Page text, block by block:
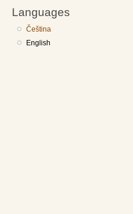
Languages
Čeština
English